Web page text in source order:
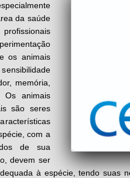
da saúde
os animais
memória,
Os animais
são seres
com a
de sua
devem ser
à espécie, tendo suas